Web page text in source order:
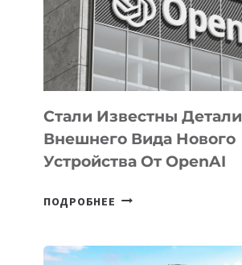
РАЗВИТИЮ
ЭКОСИСТЕМЫ
ИСКУССТВЕННОГО
ИНТЕЛЛЕКТА
Стали Известны Детали
Внешнего Вида Нового
Устройства От OpenAI
ПОДРОБНЕЕ СТАЛИ
ВНЕШНЕГО